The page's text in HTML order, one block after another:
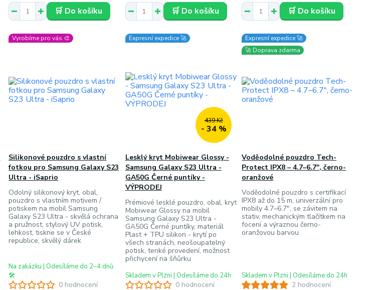
🛒 Do košíku 🛒 Do košíku 🛒 Do košíku
Vyrobíme pro vás 🎨
0 hodnocení
Silikonové pouzdro s vlastní
fotkou pro Samsung Galaxy S23
Ultra - iSaprio
Odolný silikonový kryt, obal,
pouzdro s vlastním motivem /
potiskem na mobil Samsung
Galaxy S23 Ultra - skvělá ochrana
a pružnost, stylový UV potisk,
lehkost, tiskne se v České
republice, skvělý dárek
Na zakázku | Odesíláme do 2–4 dnů
🛠️
Expresní expedice 🚀
439 Kč
- 34 %
0 hodnocení
Lesklý kryt Mobiwear Glossy -
Samsung Galaxy S23 Ultra -
GA50G Černé puntíky -
VÝPRODEJ
Prémiové lesklé pouzdro, obal, kryt
Mobiwear Glossy na mobil
Samsung Galaxy S23 Ultra -
GA50G Černé puntíky, materiál
Plast + TPU silikon - krytí po
všech stranách, neošoupatelný
potisk, tenké provedení, možnost
přichycení na šňůrku
Skladem v Plzni | Odesíláme do 24h
Expresní expedice 🚀
🚀 Doprava zdarma
2 hodnocení
Voděodolné pouzdro Tech-
Protect IPX8 – 4.7–6.7", černo-
oranžové
Voděodolné pouzdro s certifikací
IPX8 až do 15 m, univerzální pro
mobily 4.7–6.7", se závitem na
stativ, mechanickým tlačítkem na
focení a výraznou černo-
oranžovou barvou
Skladem v Plzni | Odesíláme do 24h